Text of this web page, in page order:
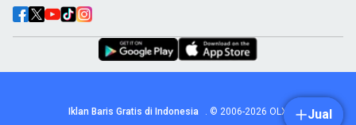
Jual
hingga instalasi audio profesional. Cocok untuk Anda yang
ingin meningkatkan kualitas suara dalam kabin
menjadikan setiap perjalanan lebih menyenangkan.
Spare Part Mobil: Jaga performamobilAnda dengan
part mobiloriginal dan berkualitas dari OLX! Temukan
busi, hingga komponen mesin lainnya.
: Tingkatkan keamanan dan penampilan
Iklan Baris Gratis di Indonesia . © 2006-2026 OLX